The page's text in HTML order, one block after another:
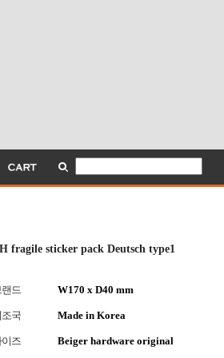
fragile sticker pack Deutsch type1
드 W170 x D40 mm
국 Made in Korea
즈 Beiger hardware original